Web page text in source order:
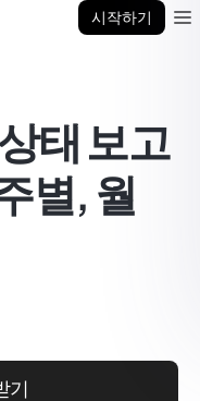
시작하기
태 보고
별, 월
기